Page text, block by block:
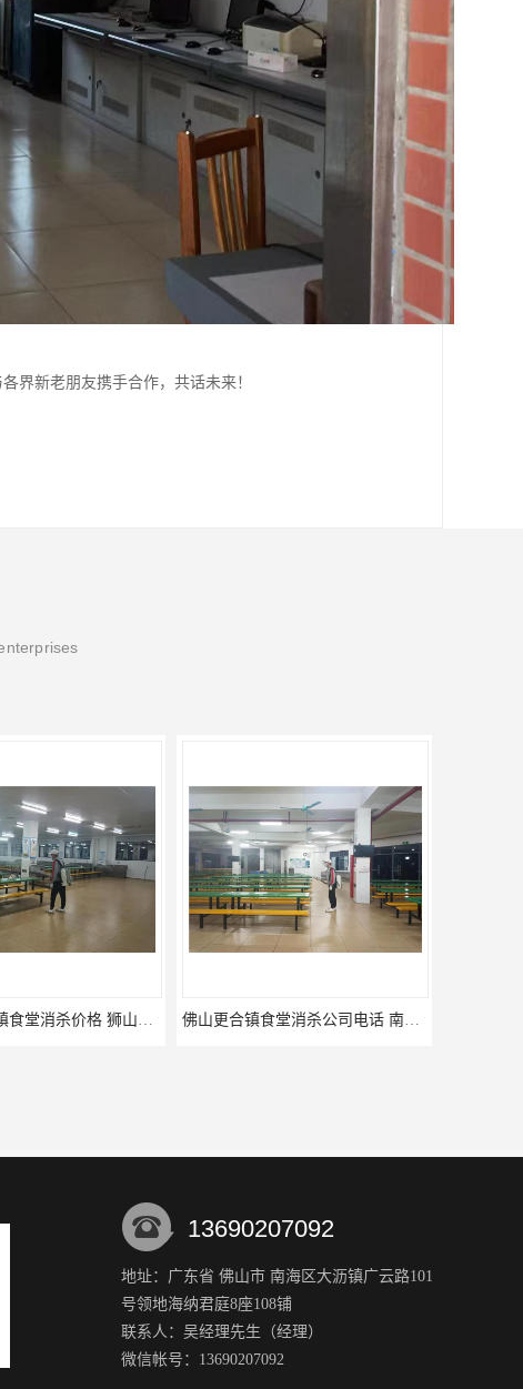
界新老朋友携手合作，共话未来！
消杀公司 蓬江区消杀
13690207092
地址：广东省 佛山市 南海区大沥镇广云路101
号领地海纳君庭8座108铺
联系人：吴经理先生 （经理）
微信帐号：13690207092